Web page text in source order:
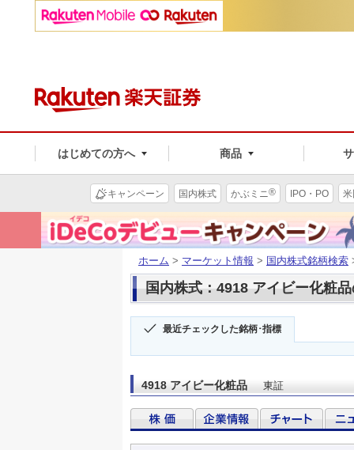
はじめての方へ 商品
キャンペーン 国内株式 かぶミニ® IPO・PO
ホーム > マーケット情報 > 国内株式銘柄検索
国内株式：4918 アイビー化粧
最近チェックした銘柄･指標
4918 アイビー化粧品 東証